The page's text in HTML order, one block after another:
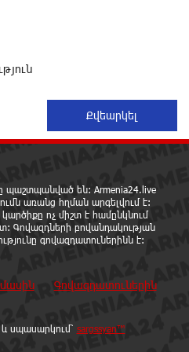
ժողովրդի քվեն.
է օր առաջ համախմբվի այս
գալու համար. Արմեն
19 ժամ առաջ
շոուները ոչ ավելին են,
պաշտպանված են: Armenia24.live
առանց հղման արգելվում է:
ոչ միշտ է համընկնում
Գովազդների բովանդակության
գովազդատուներինն է:
Գովազդատուներին
սպասարկում՝ sargssyan™